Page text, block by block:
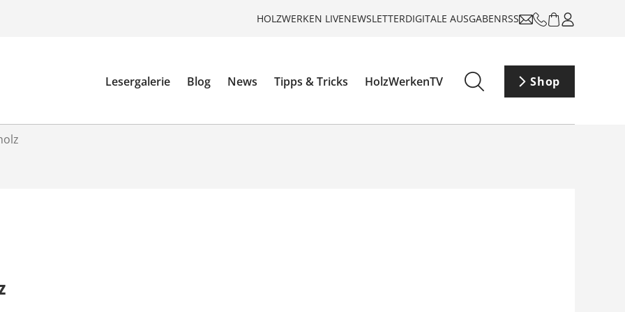
HOLZWERKEN LIVENEWSLETTERDIGITALE AUSGABENRSS
Lesergalerie Blog News Tipps & Tricks HolzWerkenTV Shop